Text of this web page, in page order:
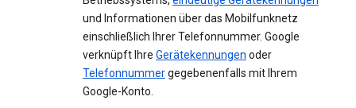
und Informationen über das Mobilfunknetz
einschließlich Ihrer Telefonnummer. Google
verknüpft Ihre Gerätekennungen oder
Telefonnummergegebenenfalls mit Ihrem
Google-Konto.